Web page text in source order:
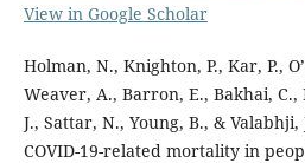
View in Google Scholar
Holman, N., Knighton, P., Kar, P.,
Weaver, A., Barron, E., Bakhai,
J., Sattar, N., Young, B., &
COVID-19-related mortality in